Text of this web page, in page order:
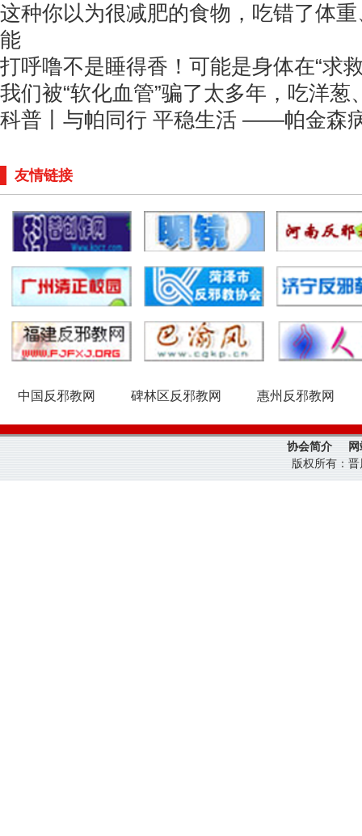
这种你以为很减肥的食物，吃错了体
能
打呼噜不是睡得香！可能是身体在“求
我们被“软化血管”骗了太多年，吃洋葱
科普丨与帕同行 平稳生活 ——帕金森
友情链接
中国反邪教网 碑林区反邪教网 惠州反邪教网
协会简介
版权所有：